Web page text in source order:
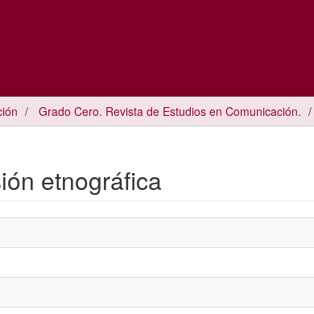
Grado Cero. Revista de Estudios en Comunicación.
etnográfica